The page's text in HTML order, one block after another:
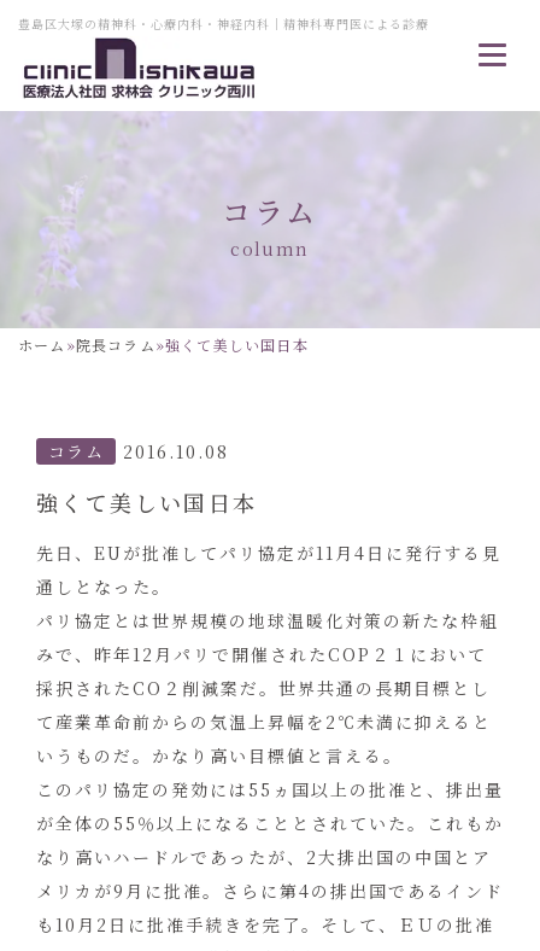
豊島区大塚の精神科・心療内科・神経内科｜精神科専門医による診療
コラム
column
ホーム »院長コラム»強くて美しい国日本
コラム 2016.10.08
強くて美しい国日本
先日、EUが批准してパリ協定が11月4日に発行する見
通しとなった。
パリ協定とは世界規模の地球温暖化対策の新たな枠組
みで、昨年12月パリで開催されたCOP２１において
採択されたCO２削減案だ。世界共通の長期目標とし
て産業革命前からの気温上昇幅を2℃未満に抑えると
いうものだ。かなり高い目標値と言える。
このパリ協定の発効には55ヵ国以上の批准と、排出量
が全体の55％以上になることとされていた。これもか
なり高いハードルであったが、2大排出国の中国とア
メリカが9月に批准。さらに第4の排出国であるインド
も10月2日に批准手続きを完了。そして、ＥＵの批准